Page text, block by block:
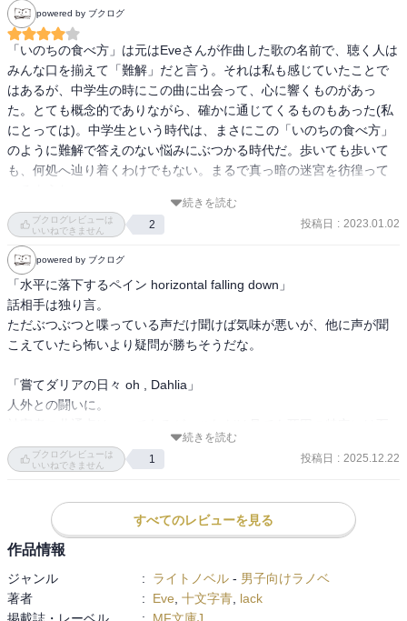
powered by ブクログ
「いのちの食べ方」は元はEveさんが作曲した歌の名前で、聴く人は
みんな口を揃えて「難解」だと言う。それは私も感じていたことで
はあるが、中学生の時にこの曲に出会って、心に響くものがあっ
た。とても概念的でありながら、確かに通じてくるものもあった(私
にとっては)。中学生という時代は、まさにこの「いのちの食べ方」
のように難解で答えのない悩みにぶつかる時代だ。歩いても歩いて
も、何処へ辿り着くわけでもない。まるで真っ暗の迷宮を彷徨って
そんな時代ももう過去のことになりつつある。私も「大人」になら
なくてはいけない時が近い。最近、私の中の「人外」が何か別のも
のに変わってしまいそうな気がしている。とか。
そうやって意識づけられたのも、この本がきっかけなのかもしれな
い。
続きを読む
ブクログレビューは
いいねできません
2 投稿日 : 2023.01.02
powered by ブクログ
「水平に落下するペイン horizontal falling down」
話相手は独り言。
ただぶつぶつと喋っている声だけ聞けば気味が悪いが、他に声が聞
こえていたら怖いより疑問が勝ちそうだな。
「嘗てダリアの日々 oh , Dahlia」
人外との闘いに。
らないだろうし容疑者も絞り込めないだろ。
腹が空いたから。
食べた後のリスクを知ったとしても、敵対する者となってしまった
ら反撃の手段として仕方のない行動だろう。
続きを読む
ブクログレビューは
いいねできません
1 投稿日 : 2025.12.22
すべてのレビューを見る
作品情報
ジャンル : ライトノベル - 男子向けラノベ
著者
: Eve 十文字青 lack